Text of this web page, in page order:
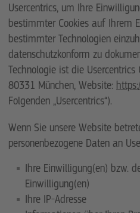
Usercentrics, um Ihre
bestimmter Cookies auf Ihrem
bestimmter Technologien
datenschutzkonform zu
Technologie ist die
80331 München, Website:
Folgenden „Usercentrics“).
Wenn Sie unsere Website
personenbezogene Daten an
Ihre Einwilligung(en) bzw.
Einwilligung(en)
Ihre IP-Adresse